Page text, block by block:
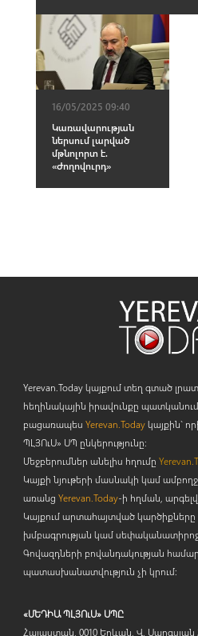
16/05/2025 09:40
Կառավարության
ներսում լարված
մթնոլորտ է.
«Ժողովուրդ»
Yerevan.Today կայքում տեղ գտած
հեղինակային իրավունքը
բացառապես Yerevan.Todayկայքին`
ՊԼՅՈւՍ» ՍՊ ընկերությունը։
Մեջբերումներ անելիս հղումը
Կայքի նյութերի մասնակի կամ
առանց Yerevan.Today-ի հղման,
Կայքում արտահայտված կարծիքները
խմբագրության կամ
Գովազդների բովանդակության
պատասխանատվություն չի կրում:
«ՄԵԴԻԱ ՊԼՅՈւՍ» ՍՊԸ
Հայաստան, 0010 Երևան, Վ. Սարգսյան